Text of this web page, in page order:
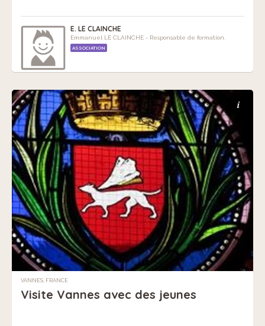
E. LE CLAINCHE
Emmanuel LE CLAINCHE - Responsable de formation.
ASSOCIATION
i
VANNES, FRANCE
Visite Vannes avec des jeunes